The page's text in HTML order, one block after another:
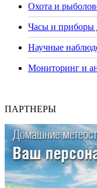
Охота и
Часы и приборы
Научные
Мониторинг и
ПАРТНЕРЫ